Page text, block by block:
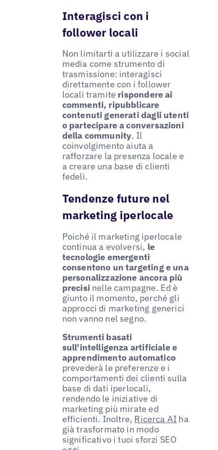
Interagisci con i
follower locali
Non limitarti a utilizzare i social
media come strumento di
trasmissione: interagisci
direttamente con i follower
locali tramite rispondere ai
commenti, ripubblicare
contenuti generati dagli utenti
o partecipare a conversazioni
della community. Il
coinvolgimento aiuta a
rafforzare la presenza locale e
a creare una base di clienti
fedeli.
Tendenze future nel
marketing iperlocale
Poiché il marketing iperlocale
continua a evolversi, le
tecnologie emergenti
consentono un targeting e una
personalizzazione ancora più
precisi nelle campagne. Ed è
giunto il momento, perché gli
approcci di marketing generici
non vanno nel segno.
Strumenti basati
sull'intelligenza artificiale e
apprendimento automatico
prevederà le preferenze e i
comportamenti dei clienti sulla
base di dati iperlocali,
rendendo le iniziative di
marketing più mirate ed
efficienti. Inoltre, Ricerca AI ha
già trasformato in modo
significativo i tuoi sforzi SEO